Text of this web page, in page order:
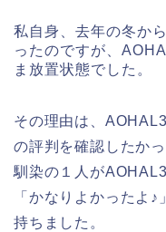
私自身、去年の冬か
ったのですが、
ま放置状態でした。
その理由は、
の評判を確認したか
馴染の１人が
「かなりよかったよ
持ちました。